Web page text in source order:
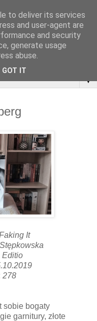
▼
It
Editio
278
sobie bogaty
garnitury, złote
to deliver its services
and user-agent are
and security
generate usage
abuse.
GOT IT